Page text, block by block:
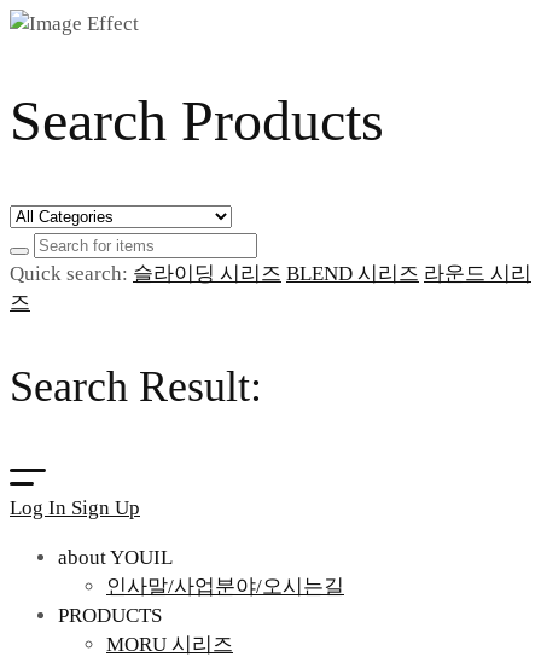
Search Products
Quick search: 슬라이딩 시리즈 BLEND 시리즈 라운드 시리
즈
Search Result:
Log In Sign Up
about YOUIL
인사말/사업분야/오시는길
PRODUCTS
MORU 시리즈